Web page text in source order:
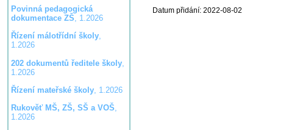
Povinná pedagogická
dokumentace ZŠ, 1.2026
Řízení málotřídní školy,
1.2026
202 dokumentů ředitele školy,
1.2026
Řízení mateřské školy, 1.2026
Rukověť MŠ, ZŠ, SŠ a VOŠ,
1.2026
Datum přidání: 2022-08-02